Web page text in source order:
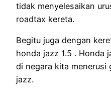
tidak menyelesaikan
roadtax kereta.
Begitu juga dengan
honda jazz 1.5 . Honda
di negara kita menerusi
jazz.